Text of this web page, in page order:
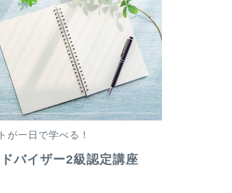
が一日で学べる！
バイザー2級認定講座